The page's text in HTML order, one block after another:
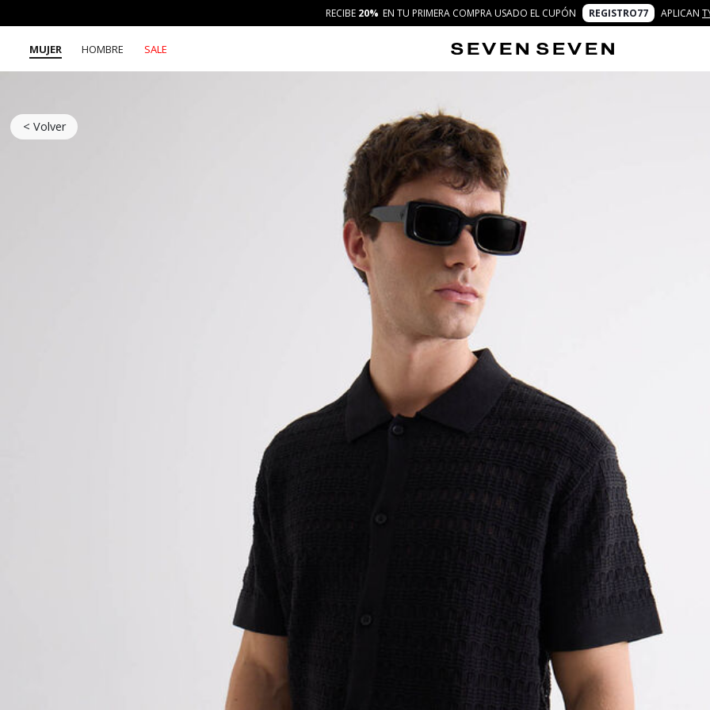
RECIBE 20% EN TU PRIMERA COMPRA USADO EL CUPÓN REGISTRO77 APLICAN
MUJER HOMBRE SALE
< Volver